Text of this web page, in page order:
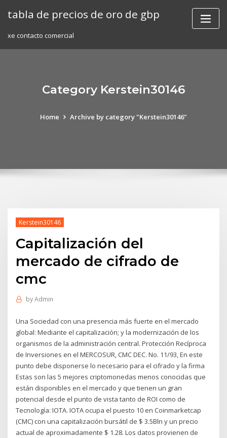
tabla de precios de oro de gbp
xe contacto comercial
Category Kerstein30146
Home Archive by category "Kerstein30146"
Kerstein30146
Capitalización del
mercado de cifrado de
cmc
byAdmin
Una Sociedad con una presencia más fuerte en el mercado
global: Mediante el capitalización; y la modernización de los
organismos de la administración central. Protección Recíproca
de Inversiones en el MERCOSUR, CMC DEC. No. 11/93, En este
punto debe disponerse lo necesario para el cifrado y la firma
Estas son las 5 mejores criptomonedas menos conocidas que
están disponibles en el mercado y que tienen un gran
potencial desde el punto de vista tanto de ROI como de
Tecnología: IOTA. IOTA ocupa el puesto 10 en Coinmarketcap
(CMC) con una capitalización bursátil de $ 3.5Bln y un precio
actual de aproximadamente $ 1.28. Los datos provienen de